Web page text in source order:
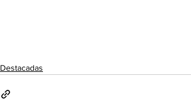
Destacadas